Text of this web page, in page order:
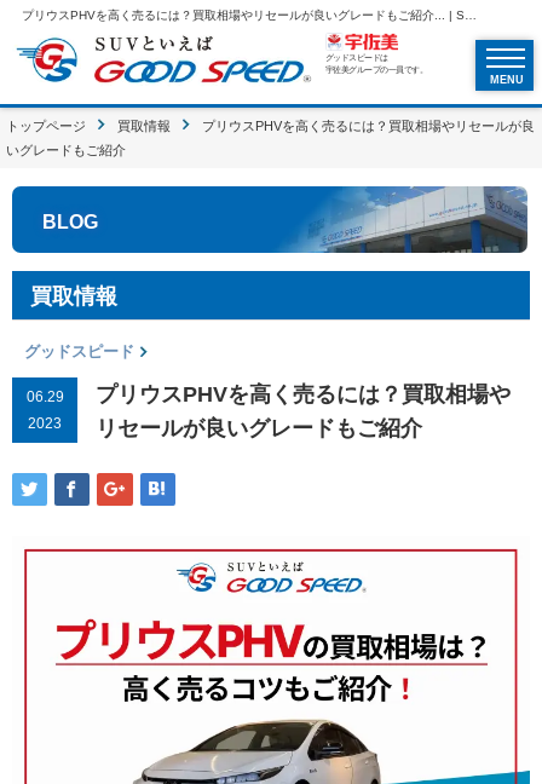
グッドスピードは
宇佐美グループの一員です。
MENU
トップページ 買取情報
プリウスPHVを高く売るには？買取相場やリセールが良
いグレードもご紹介
BLOG
買取情報
グッドスピード
06.29
2023
プリウスPHVを高く売るには？買取相場や
リセールが良いグレードもご紹介